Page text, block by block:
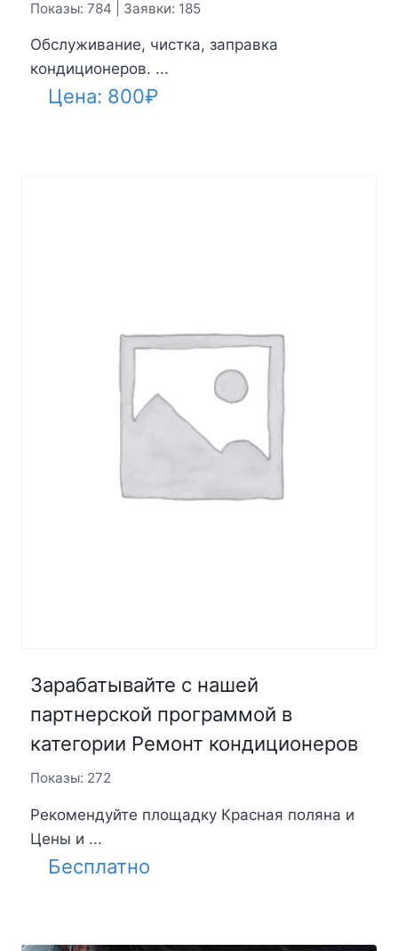
Показы: 784 | Заявки: 185
Обслуживание, чистка, заправка
кондиционеров. ...
Цена: 800₽
Зарабатывайте с нашей
партнерской программой в
категории Ремонт кондиционеров
Показы: 272
Рекомендуйте площадку Красная поляна и
Цены и ...
Бесплатно